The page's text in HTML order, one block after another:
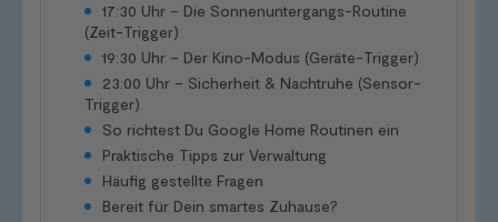
17:30 Uhr – Die Sonnenuntergangs-Routine
(Zeit-Trigger)
19:30 Uhr – Der Kino-Modus (Geräte-Trigger)
23:00 Uhr – Sicherheit & Nachtruhe (Sensor-
Trigger)
So richtest Du Google Home Routinen ein
Praktische Tipps zur Verwaltung
Häufig gestellte Fragen
Bereit für Dein smartes Zuhause?